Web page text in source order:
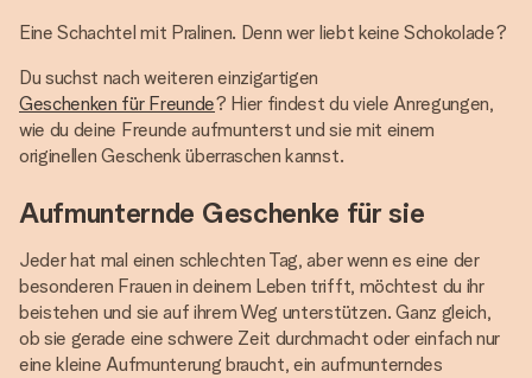
Eine Schachtel mit Pralinen. Denn wer liebt keine Schokolade?
Du suchst nach weiteren einzigartigen
Geschenken für Freunde? Hier findest du viele Anregungen,
wie du deine Freunde aufmunterst und sie mit einem
originellen Geschenk überraschen kannst.
Aufmunternde Geschenke für sie
Jeder hat mal einen schlechten Tag, aber wenn es eine der
besonderen Frauen in deinem Leben trifft, möchtest du ihr
beistehen und sie auf ihrem Weg unterstützen. Ganz gleich,
ob sie gerade eine schwere Zeit durchmacht oder einfach nur
eine kleine Aufmunterung braucht, ein aufmunterndes